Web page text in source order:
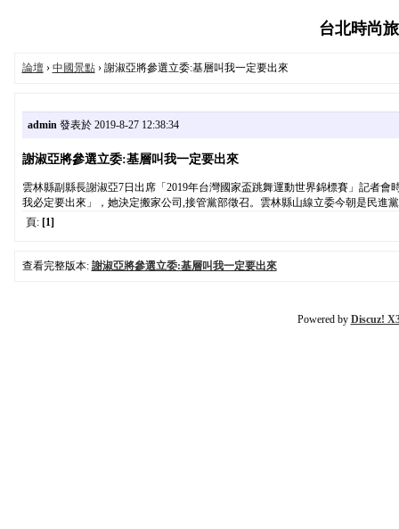
台北時尚
論壇› 中國景點› 謝淑亞將參選立委:基層叫我一定要出來
admin發表於 2019-8-27 12:38:34
謝淑亞將參選立委:基層叫我一定要出來
雲林縣副縣長謝淑亞7日出席「2019年台灣國家盃跳舞運動世界錦標賽」記者
我必定要出來」，她決定搬家公司,接管黨部徵召。雲林縣山線立委今朝是民進
頁: [1]
查看完整版本: 謝淑亞將參選立委:基層叫我一定要出來
Powered by Discuz!